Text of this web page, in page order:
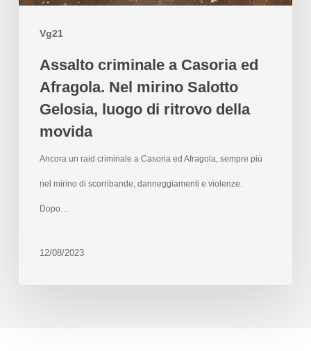
Vg21
Assalto criminale a Casoria ed
Afragola. Nel mirino Salotto
Gelosia, luogo di ritrovo della
movida
Ancora un raid criminale a Casoria ed Afragola, sempre più
nel mirino di scorribande, danneggiamenti e violenze.
Dopo…
12/08/2023